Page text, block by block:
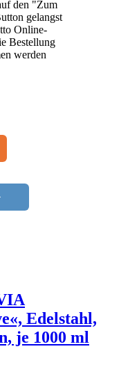
den "Zum
gelangst
Online-
Bestellung
werden
Edelstahl,
je 1000 ml